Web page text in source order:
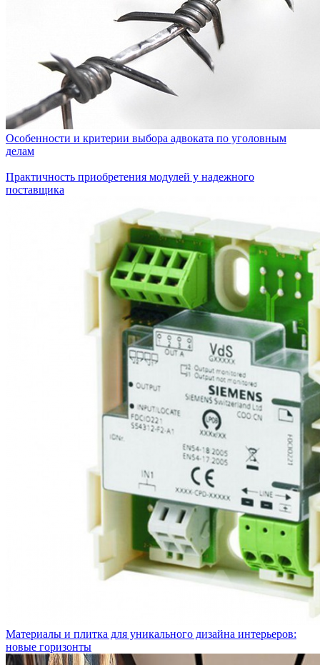
Особенности и критерии выбора адвоката по уголовным
делам
Практичность приобретения модулей у надежного
поставщика
Материалы и плитка для уникального дизайна интерьеров:
новые горизонты